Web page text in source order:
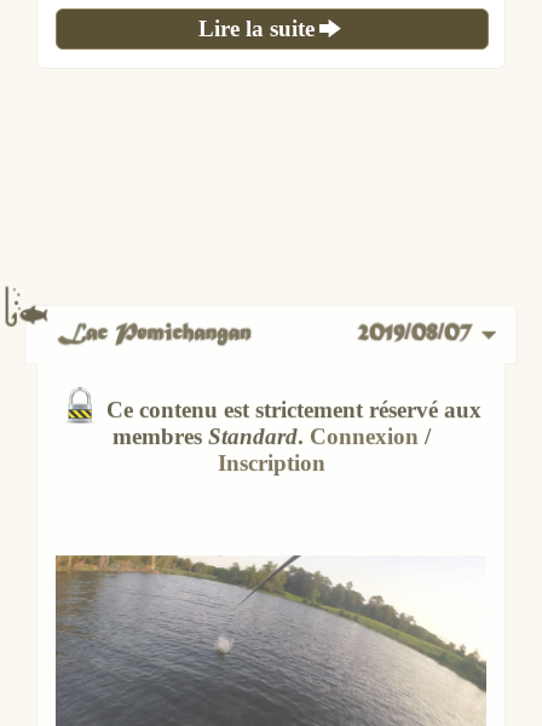
Lire la suite
Spots : Standard,Outaouais,Lacs ,
Lac
Pemichangan